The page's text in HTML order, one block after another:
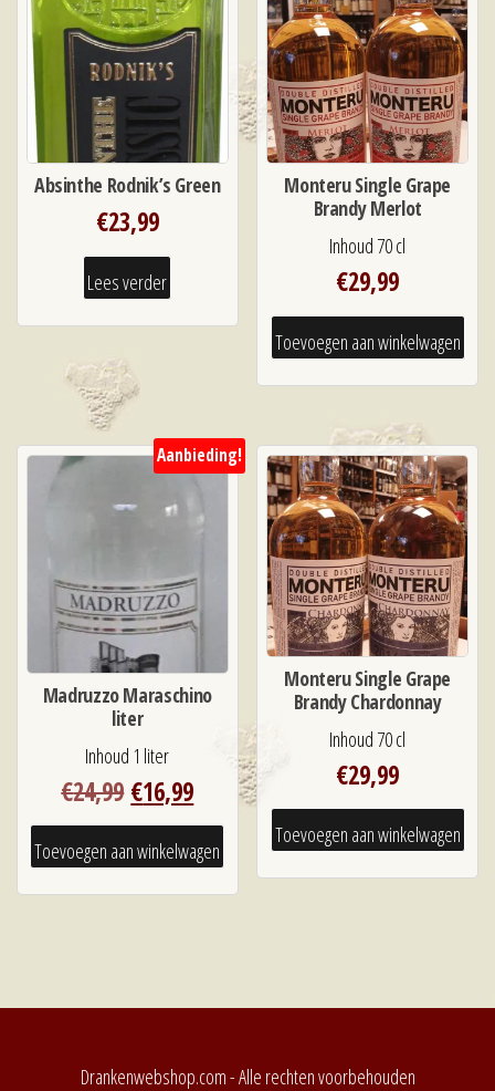
Absinthe Rodnik’s Green
€23,99
Lees verder
Monteru Single Grape
Brandy Merlot
Inhoud 70 cl
€29,99
Toevoegen aan winkelwagen
Aanbieding!
Madruzzo Maraschino
liter
Inhoud 1 liter
€24,99 Oorspronkelijke
prijs
was:
€16,99Huidige
prijs
is:
€16,99.
Toevoegen aan winkelwagen
Monteru Single Grape
Brandy Chardonnay
Inhoud 70 cl
€29,99
Toevoegen aan winkelwagen
Drankenwebshop.com - Alle rechten voorbehouden